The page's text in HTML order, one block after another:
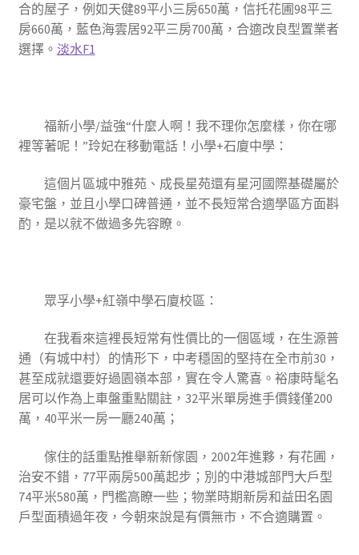
合的屋子，例如天健89平小三房650萬，信托花圃98平三
房660萬，藍色海雲居92平三房700萬，合適改良型置業者
選擇。 淡水F1
福新小學/益強“什麼人啊！我不理你怎麼樣，你在哪
裡等著呢！”玲妃在移動電話！小學+石廈中學：
這個片區城中雅苑、成長星苑還有星河國際基礎屬於
豪宅盤，並且小學口碑普通，並不長短常合適學區方面斟
酌，是以就不做過多先容瞭。
眾孚小學+紅嶺中學石廈校區 ：
在我看來這裡長短常有性價比的一個區域，在生源普
通（有城中村）的情形下，中考穩固的堅持在全市前30，
甚至成就還要好過園嶺本部，實在令人驚喜。裕康時髦名
居可以作為上車盤重點關註，32平米單房進手價錢僅200
萬，40平米一房一廳240萬；
傢住的話重點推舉新新傢園，2002年進夥，有花圃，
治安不錯，77平兩房500萬起步；別的中港城部門大戶型
74平米580萬，門檻高瞭一些；物業時期新房和益田名園
戶型面積過年夜，今朝來說是有價無市，不合適購置。